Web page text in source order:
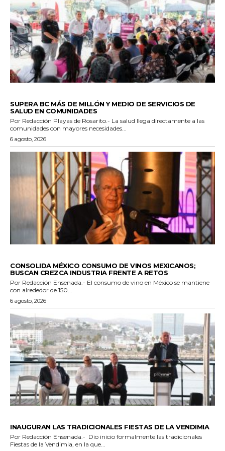
SUPERA BC MÁS DE MILLÓN Y MEDIO DE SERVICIOS DE
SALUD EN COMUNIDADES
Por Redacción Playas de Rosarito.- La salud llega directamente a las
comunidades con mayores necesidades...
6 agosto, 2026
CONSOLIDA MÉXICO CONSUMO DE VINOS MEXICANOS;
BUSCAN CREZCA INDUSTRIA FRENTE A RETOS
Por Redacción Ensenada.- El consumo de vino en México se mantiene
con alrededor de 150...
6 agosto, 2026
INAUGURAN LAS TRADICIONALES FIESTAS DE LA VENDIMIA
Por Redacción Ensenada.- Dio inicio formalmente las tradicionales
Fiestas de la Vendimia, en la que...